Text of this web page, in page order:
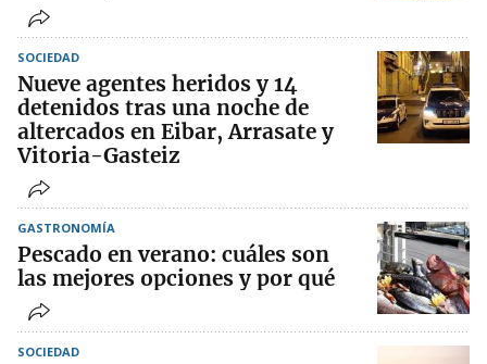
SOCIEDAD
Nueve agentes heridos y 14
detenidos tras una noche de
altercados en Eibar, Arrasate y
Vitoria-Gasteiz
GASTRONOMÍA
Pescado en verano: cuáles son
las mejores opciones y por qué
SOCIEDAD